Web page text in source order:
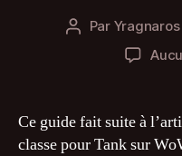
Auteur
Par Yragnaros
Ce guide fait suite à
classe pour Tank sur